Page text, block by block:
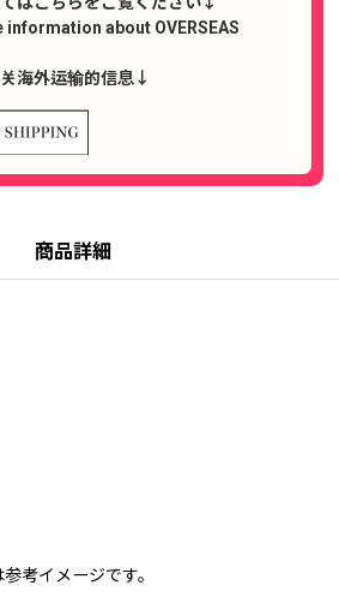
about OVERSEAS
海外运输的信息↓
商品詳細
考イメージです。